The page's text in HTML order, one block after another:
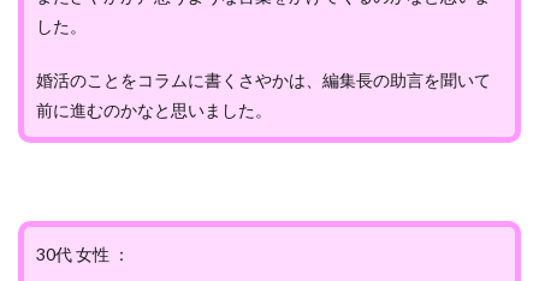
した。
婚活のことをコラムに書くさやかは、編集長の助言を聞いて
前に進むのかなと思いました。
30代 女性 ：